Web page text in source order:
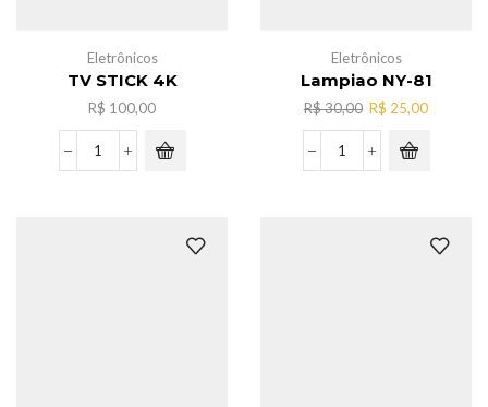
Eletrônicos
TV STICK 4K
R$ 100,00
TV
Eletrônicos
Lampiao NY-81
R$30,00 O
preço
original
era:
R$ 25,00O
Lampiao